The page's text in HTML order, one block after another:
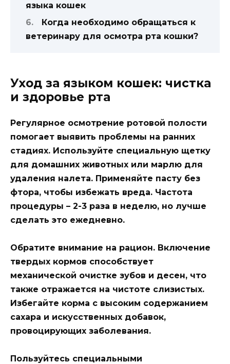
языка кошек
Когда необходимо обращаться к
ветеринару для осмотра рта кошки?
Уход за языком кошек: чистка
и здоровье рта
Регулярное осмотрение ротовой полости
помогает выявить проблемы на ранних
стадиях. Используйте специальную щетку
для домашних животных или марлю для
удаления налета. Применяйте пасту без
фтора, чтобы избежать вреда. Частота
процедуры – 2-3 раза в неделю, но лучше
сделать это ежедневно.
Обратите внимание на рацион. Включение
твердых кормов способствует
механической очистке зубов и десен, что
также отражается на чистоте слизистых.
Избегайте корма с высоким содержанием
сахара и искусственных добавок,
провоцирующих заболевания.
Пользуйтесь специальными